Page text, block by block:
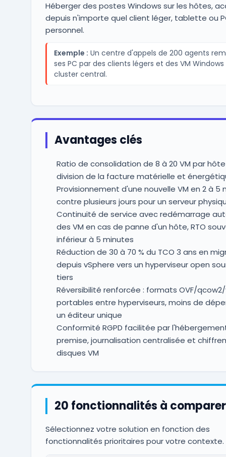
Héberger des postes Windows sur les hôtes,
depuis n'importe quel client léger, tablette ou
personnel.
Exemple : Un centre d'appels de 200 agents
ses PC par des clients légers et des VM Windows
cluster central.
Avantages clés
Ratio de consolidation de 8 à 20 VM par
division de la facture matérielle et
Provisionnement d'une nouvelle VM en 2 à 5
contre plusieurs jours pour un serveur
Continuité de service avec redémarrage
des VM en cas de panne d'un hôte, RTO
inférieur à 5 minutes
Réduction de 30 à 70 % du TCO 3 ans en
depuis vSphere vers un hyperviseur open
tiers
Réversibilité renforcée : formats OVF/
portables entre hyperviseurs, moins de
un éditeur unique
Conformité RGPD facilitée par
premise, journalisation centralisée et
disques VM
20 fonctionnalités à comparer
Sélectionnez votre solution en fonction des
fonctionnalités prioritaires pour votre contexte.